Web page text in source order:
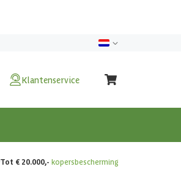
Klantenservice
Tot € 20.000,- kopersbescherming